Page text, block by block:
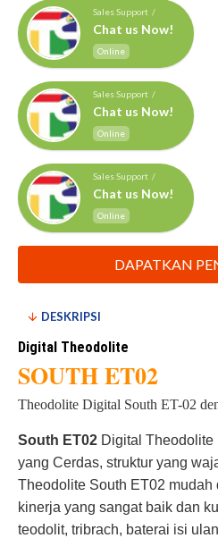
Sales Support /
Chat us Now!
Online
Sales Support /
Chat us Now!
Online
Sales Support /
Chat us Now!
Online
DAPATKAN
DESKRIPSI
Digital Theodolite
SOUTH ET02
Theodolite Digital South ET-02
South ET02 Digital
yang Cerdas, struktur yang
Theodolite South ET02 mudah
kinerja yang sangat baik dan
teodolit, tribrach, baterai isi